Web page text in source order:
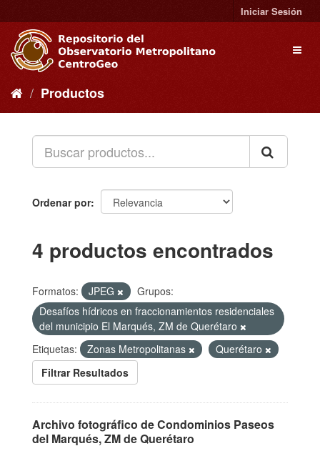
al
contenido
Iniciar Sesión
Productos
Ordenar por
4 productos encontrados
Formatos: JPEG
Grupos:
Desafíos hídricos en fraccionamientos residenciales
del municipio El Marqués, ZM de Querétaro
Etiquetas:
Zonas Metropolitanas
Querétaro
Filtrar Resultados
Archivo fotográfico de Condominios Paseos
del Marqués, ZM de Querétaro